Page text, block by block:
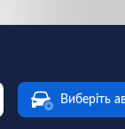
Виберіть